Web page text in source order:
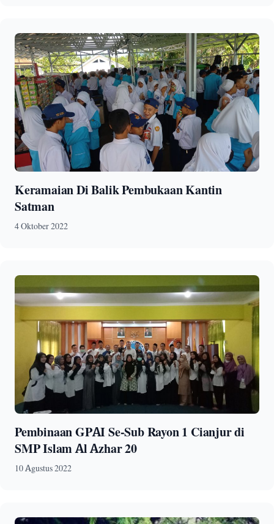
Keramaian Di Balik Pembukaan Kantin
Satman
4 Oktober 2022
Pembinaan GPAI Se-Sub Rayon 1 Cianjur di
SMP Islam Al Azhar 20
10 Agustus 2022